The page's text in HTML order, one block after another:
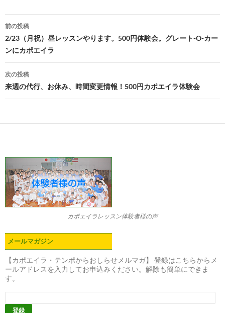
投
稿
ナ
ビ
ゲ
シ
ン
前の投稿
2/23（月祝）昼レッスンやります。500円体験会。グレート-O-カー
ンにカポエイラ
次の投稿
来週の代行、お休み、時間変更情報！500円カポエイラ体験会
カポエイラレッスン体験者様の声
メールマガジン
【カポエイラ・テンポからおしらせメルマガ】 登録はこちらからメ
ールアドレスを入力してお申込みください。解除も簡単にできま
す。